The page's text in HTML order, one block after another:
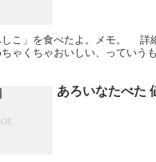
しこ」を食べたよ。メモ。
ゃくちゃおいしい、っていう
あろいなたべた